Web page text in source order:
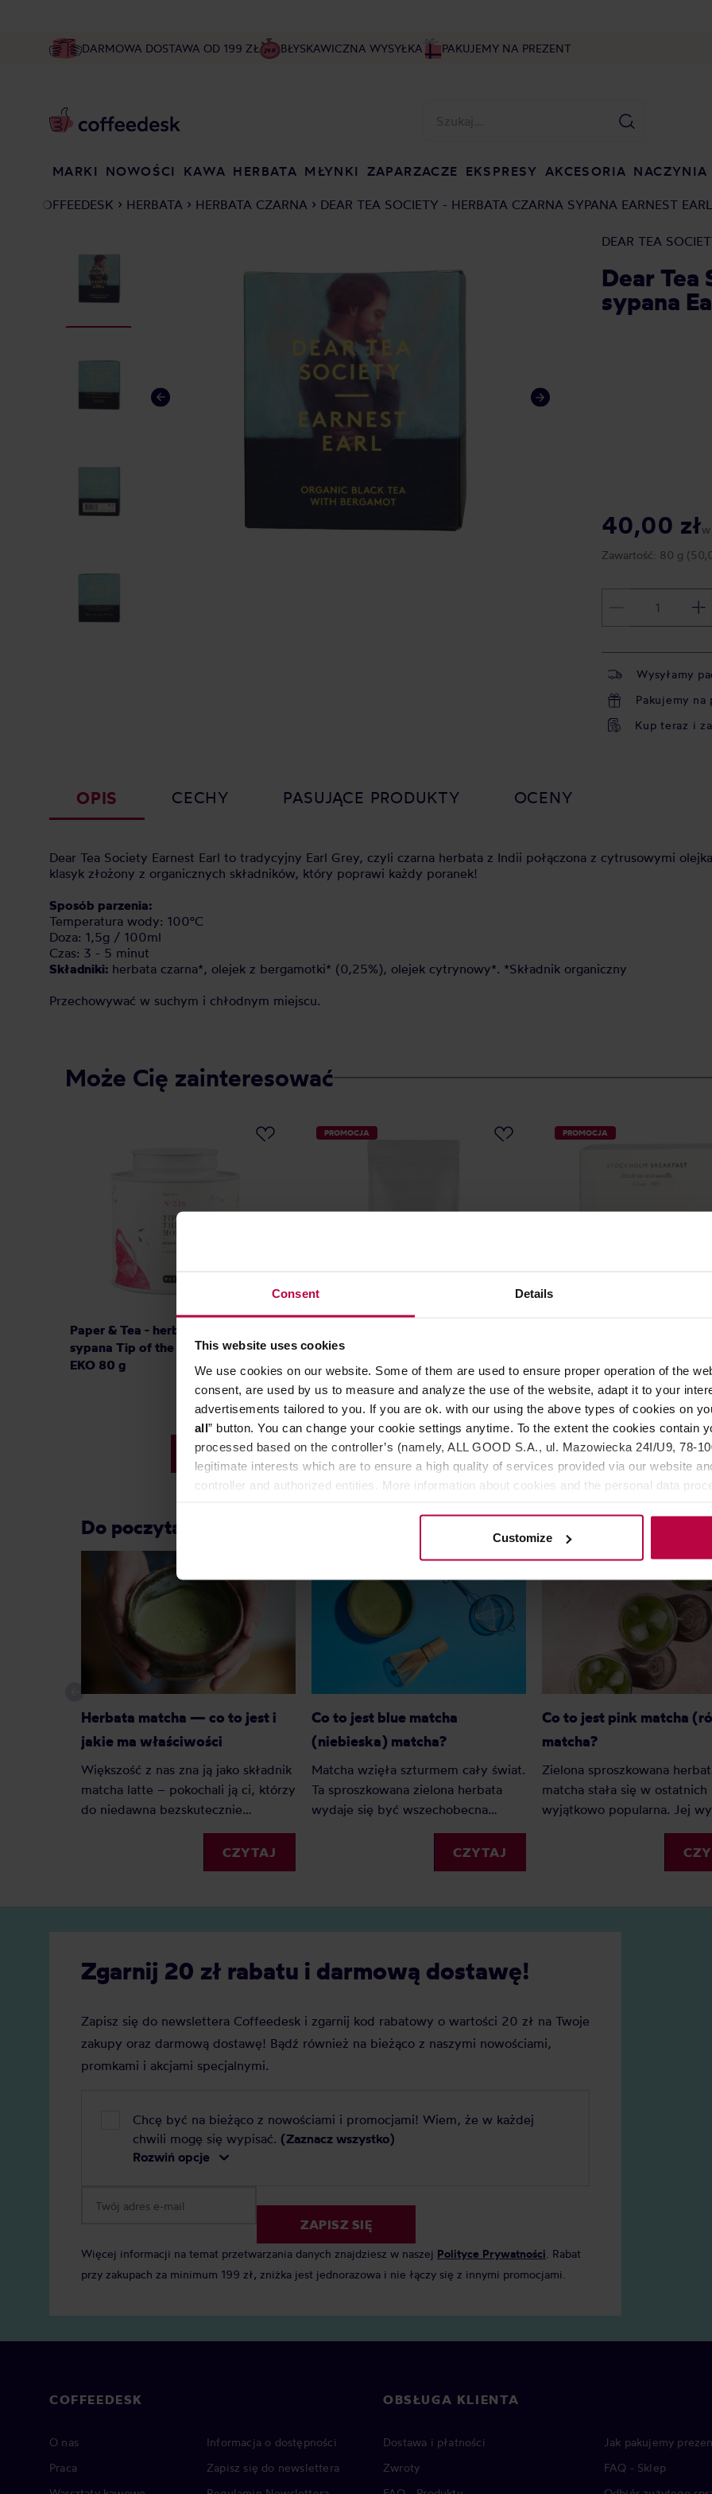
Consent Details
This website uses cookies
We use cookies on our website. Some of them are used to ensure proper operation of the
consent, are used by us to measure and analyze the use of the website, adapt it to your
advertisements tailored to you. If you are ok. with our using the above types of cookies on
all” button. You can change your cookie settings anytime. To the extent the cookies contain
processed based on the controller’s (namely, ALL GOOD S.A., ul. Mazowiecka 24I/U9, 78-
legitimate interests which are to ensure a high quality of services provided via our website
controller and authorized entities. More information about cookies and the personal data
Customize
DARMOWA DOSTAWA OD 199 ZŁ BŁYSKAWICZNA WYSYŁKA PAKUJEMY NA PREZENT
MARKI NOWOŚCI KAWA HERBATA MŁYNKI ZAPARZACZE EKSPRESY AKCESORIA NACZYNIA
COFFEEDESK HERBATA HERBATA CZARNA DEAR TEA SOCIETY - HERBATA CZARNA SYPANA EARNEST
DEAR TEA
Dear Tea
sypana
40,00 złw
Zawartość: 80 g
Wysyłamy
Pakujemy na
Kup teraz i
OPIS CECHY PASUJĄCE PRODUKTY OCENY
Dear Tea Society Earnest Earl to tradycyjny Earl Grey, czyli czarna herbata z Indii połączona z cytrusowymi
klasyk złożony z organicznych składników, który poprawi każdy poranek!
Sposób parzenia:
Temperatura wody: 100°C
Doza: 1,5g / 100ml
Czas: 3 - 5 minut
Składniki: herbata czarna*, olejek z bergamotki* (0,25%), olejek cytrynowy*. *Składnik organiczny
Przechowywać w suchym i chłodnym miejscu.
Może Cię zainteresować
Paper & Tea - herbata czarna
sypana Tip of the Morning puszka
EKO 80 g
79,00 zł
PROMOCJA
sypana Earl Grey 250 g
38,00 zł
Najniższa cena: 38,00 zł
29,99 zł
PROMOCJA
100 g
Najniższa
Do poczytania przy kawie:
Herbata matcha — co to jest i
jakie ma właściwości
Większość z nas zna ją jako składnik
matcha latte – pokochali ją ci, którzy
do niedawna bezskutecznie
poszukiwali ciekawej alternatywy
dla mlecznych kaw. Matcha to
jednak o wiele więcej – jak
japońskiej.
CZYTAJ
Co to jest blue matcha
(niebieska) matcha?
Matcha wzięła szturmem cały świat.
Ta sproszkowana zielona herbata
wydaje się być wszechobecna
zarówno w sieciówkach, dużych
kawiarniach korporacyjnych i
małych kawiarniach specialty. Dużo
CZYTAJ
Co to jest pink matcha
matcha?
Zielona sproszkowana
matcha stała się w ostatnich
wyjątkowo popularna. Jej
smak i aromat są
umamiczne, lekko cierpkie i
trawiaste. Jednak na rynku
Zgarnij 20 zł rabatu i darmową dostawę!
Zapisz się do newslettera Coffeedesk i zgarnij kod rabatowy o wartości 20 zł na Twoje
zakupy oraz darmową dostawę! Bądź również na bieżąco z naszymi nowościami,
promkami i akcjami specjalnymi.
Chcę być na bieżąco z nowościami i promocjami! Wiem, że w każdej
chwili mogę się wypisać. (Zaznacz wszystko)
Rozwiń opcje
ZAPISZ SIĘ
Więcej informacji na temat przetwarzania danych znajdziesz w naszej Polityce Prywatności . Rabat
przy zakupach za minimum 199 zł, zniżka jest jednorazowa i nie łączy się z innymi promocjami.
COFFEEDESK
O nas
Praca
Informacja o dostępności
Zapisz się do newslettera
OBSŁUGA KLIENTA
Dostawa i płatności
Zwroty
Jak pakujemy
FAQ - Sklep